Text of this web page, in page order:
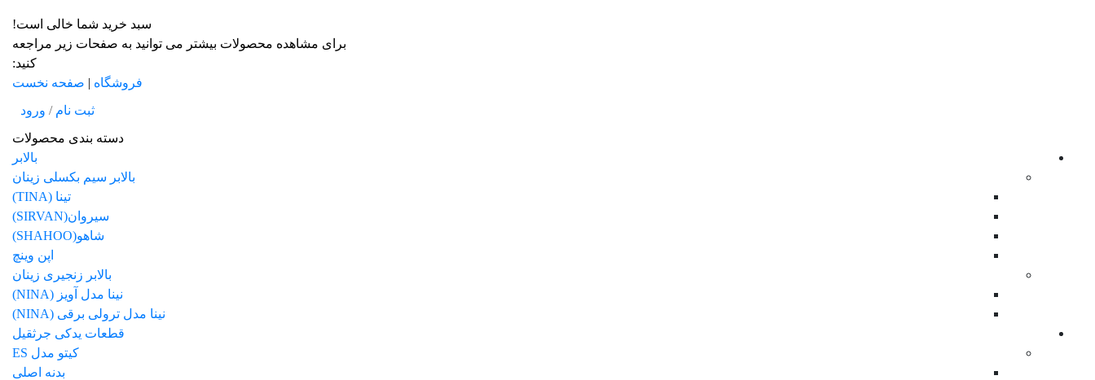
سبد خرید شما خالی است!
برای مشاهده محصولات بیشتر می توانید به صفحات زیر مراجعه
کنید:
فروشگاه | صفحه نخست
ثبت نام / ورود
دسته بندی محصولات
بالابر
بالابر سیم بکسلی زینان
تینا (TINA)
سیروان(SIRVAN)
شاهو(SHAHOO)
اپن وینچ
بالابر زنجیری زینان
نینا مدل آویز (NINA)
نینا مدل ترولی برقی (NINA)
قطعات یدکی جرثقیل
کیتو مدل ES
بدنه اصلی